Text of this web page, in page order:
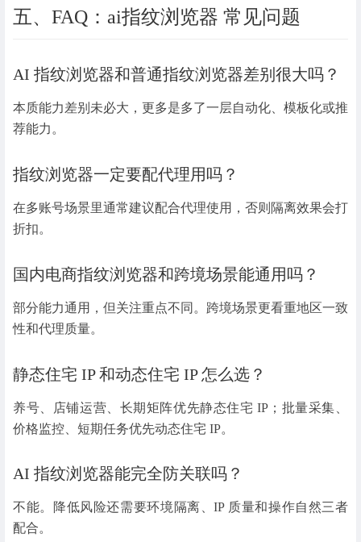
五、FAQ：ai指纹浏览器 常见问题
AI 指纹浏览器和普通指纹浏览器差别很大吗？
本质能力差别未必大，更多是多了一层自动化、模板化或推
荐能力。
指纹浏览器一定要配代理用吗？
在多账号场景里通常建议配合代理使用，否则隔离效果会打
折扣。
国内电商指纹浏览器和跨境场景能通用吗？
部分能力通用，但关注重点不同。跨境场景更看重地区一致
性和代理质量。
静态住宅 IP 和动态住宅 IP 怎么选？
养号、店铺运营、长期矩阵优先静态住宅 IP；批量采集、
价格监控、短期任务优先动态住宅 IP。
AI 指纹浏览器能完全防关联吗？
不能。降低风险还需要环境隔离、IP 质量和操作自然三者
配合。